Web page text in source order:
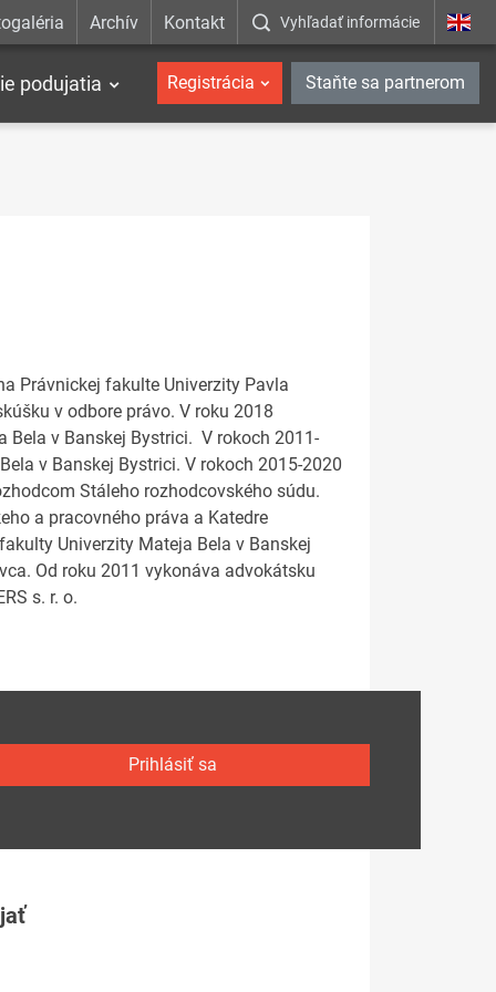
Archív Kontakt Vyhľadať informácie
podujatia Registrácia Staňte sa partnerom
Právnickej fakulte Univerzity Pavla
v odbore právo. V roku 2018
Bela v Banskej Bystrici. V rokoch 2011-
v Banskej Bystrici. V rokoch 2015-2020
Stáleho rozhodcovského súdu.
a pracovného práva a Katedre
Univerzity Mateja Bela v Banskej
Od roku 2011 vykonáva advokátsku
s. r. o.
Prihlásiť sa